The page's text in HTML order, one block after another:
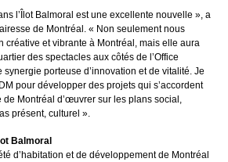
l’Îlot Balmoral est une excellente nouvelle », a
de Montréal. « Non seulement nous
créative et vibrante à Montréal, mais elle aura
des spectacles aux côtés de l’Office
porteuse d’innovation et de vitalité. Je
pour développer des projets qui s’accordent
Montréal d’œuvrer sur les plans social,
présent, culturel ».
Balmoral
d’habitation et de développement de Montréal